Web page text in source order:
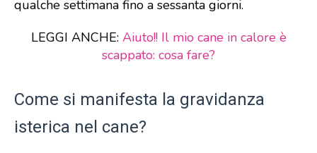
qualche settimana fino a sessanta giorni.
LEGGI ANCHE: Aiuto!! Il mio cane in calore è
scappato: cosa fare?
Come si manifesta la gravidanza
isterica nel cane?